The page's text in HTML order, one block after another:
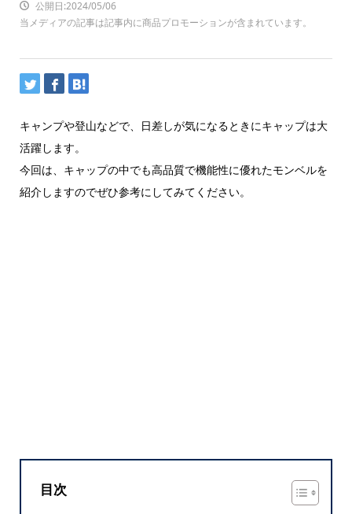
公開日:2024/05/06
当メディアの記事は記事内に商品プロモーションが含まれています。
キャンプや登山などで、日差しが気になるときにキャップは大
活躍します。
今回は、キャップの中でも高品質で機能性に優れたモンベルを
紹介しますのでぜひ参考にしてみてください。
目次